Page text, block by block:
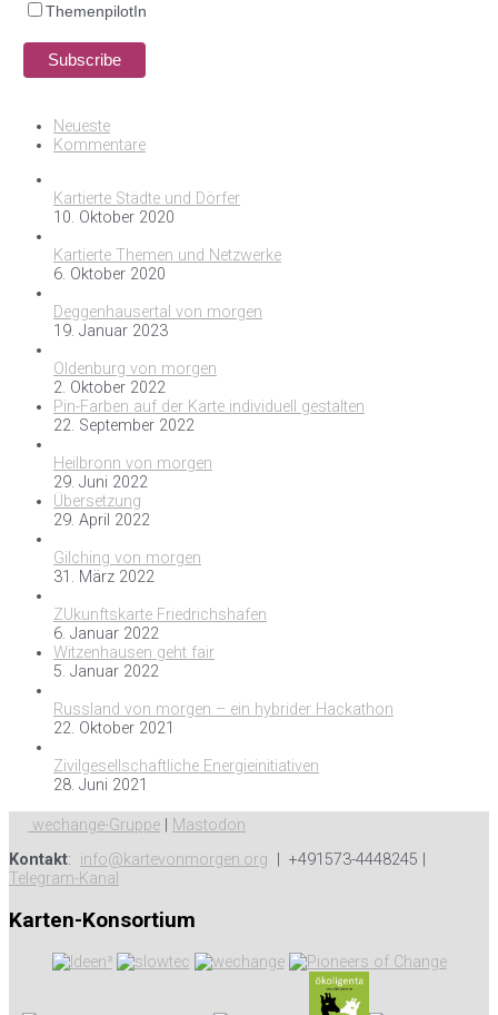
ThemenpilotIn
Neueste
Kommentare
Kartierte Städte und Dörfer
10. Oktober 2020
Kartierte Themen und Netzwerke
6. Oktober 2020
Deggenhausertal von morgen
19. Januar 2023
Oldenburg von morgen
2. Oktober 2022
Pin-Farben auf der Karte individuell gestalten
22. September 2022
Heilbronn von morgen
29. Juni 2022
Übersetzung
29. April 2022
Gilching von morgen
31. März 2022
ZUkunftskarte Friedrichshafen
6. Januar 2022
Witzenhausen geht fair
5. Januar 2022
Russland von morgen – ein hybrider Hackathon
22. Oktober 2021
Zivilgesellschaftliche Energieinitiativen
28. Juni 2021
wechange-Gruppe
Mastodon
Kontakt: info@kartevonmorgen.org | +491573-4448245 |
Telegram-Kanal
Karten-Konsortium